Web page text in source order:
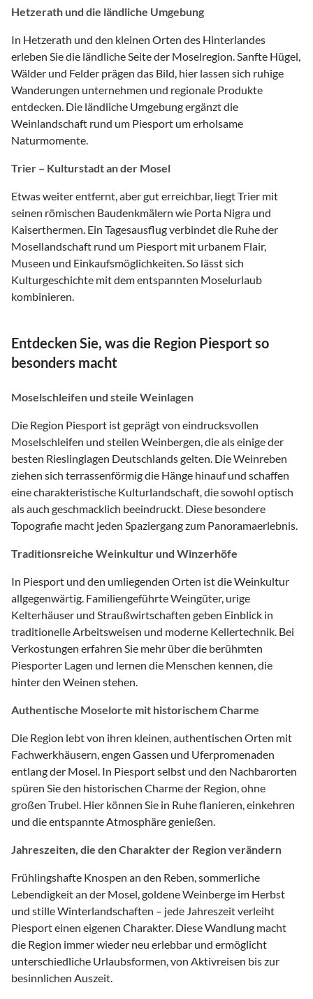
Hetzerath und die ländliche Umgebung
In Hetzerath und den kleinen Orten des Hinterlandes
erleben Sie die ländliche Seite der Moselregion. Sanfte Hügel,
Wälder und Felder prägen das Bild, hier lassen sich ruhige
Wanderungen unternehmen und regionale Produkte
entdecken. Die ländliche Umgebung ergänzt die
Weinlandschaft rund um Piesport um erholsame
Naturmomente.
Trier – Kulturstadt an der Mosel
Etwas weiter entfernt, aber gut erreichbar, liegt Trier mit
seinen römischen Baudenkmälern wie Porta Nigra und
Kaiserthermen. Ein Tagesausflug verbindet die Ruhe der
Mosellandschaft rund um Piesport mit urbanem Flair,
Museen und Einkaufsmöglichkeiten. So lässt sich
Kulturgeschichte mit dem entspannten Moselurlaub
kombinieren.
Entdecken Sie, was die Region Piesport so
besonders macht
Moselschleifen und steile Weinlagen
Die Region Piesport ist geprägt von eindrucksvollen
Moselschleifen und steilen Weinbergen, die als einige der
besten Rieslinglagen Deutschlands gelten. Die Weinreben
ziehen sich terrassenförmig die Hänge hinauf und schaffen
eine charakteristische Kulturlandschaft, die sowohl optisch
als auch geschmacklich beeindruckt. Diese besondere
Topografie macht jeden Spaziergang zum Panoramaerlebnis.
Traditionsreiche Weinkultur und Winzerhöfe
In Piesport und den umliegenden Orten ist die Weinkultur
allgegenwärtig. Familiengeführte Weingüter, urige
Kelterhäuser und Straußwirtschaften geben Einblick in
traditionelle Arbeitsweisen und moderne Kellertechnik. Bei
Verkostungen erfahren Sie mehr über die berühmten
Piesporter Lagen und lernen die Menschen kennen, die
hinter den Weinen stehen.
Authentische Moselorte mit historischem Charme
Die Region lebt von ihren kleinen, authentischen Orten mit
Fachwerkhäusern, engen Gassen und Uferpromenaden
entlang der Mosel. In Piesport selbst und den Nachbarorten
spüren Sie den historischen Charme der Region, ohne
großen Trubel. Hier können Sie in Ruhe flanieren, einkehren
und die entspannte Atmosphäre genießen.
Jahreszeiten, die den Charakter der Region verändern
Frühlingshafte Knospen an den Reben, sommerliche
Lebendigkeit an der Mosel, goldene Weinberge im Herbst
und stille Winterlandschaften – jede Jahreszeit verleiht
Piesport einen eigenen Charakter. Diese Wandlung macht
die Region immer wieder neu erlebbar und ermöglicht
unterschiedliche Urlaubsformen, von Aktivreisen bis zur
besinnlichen Auszeit.